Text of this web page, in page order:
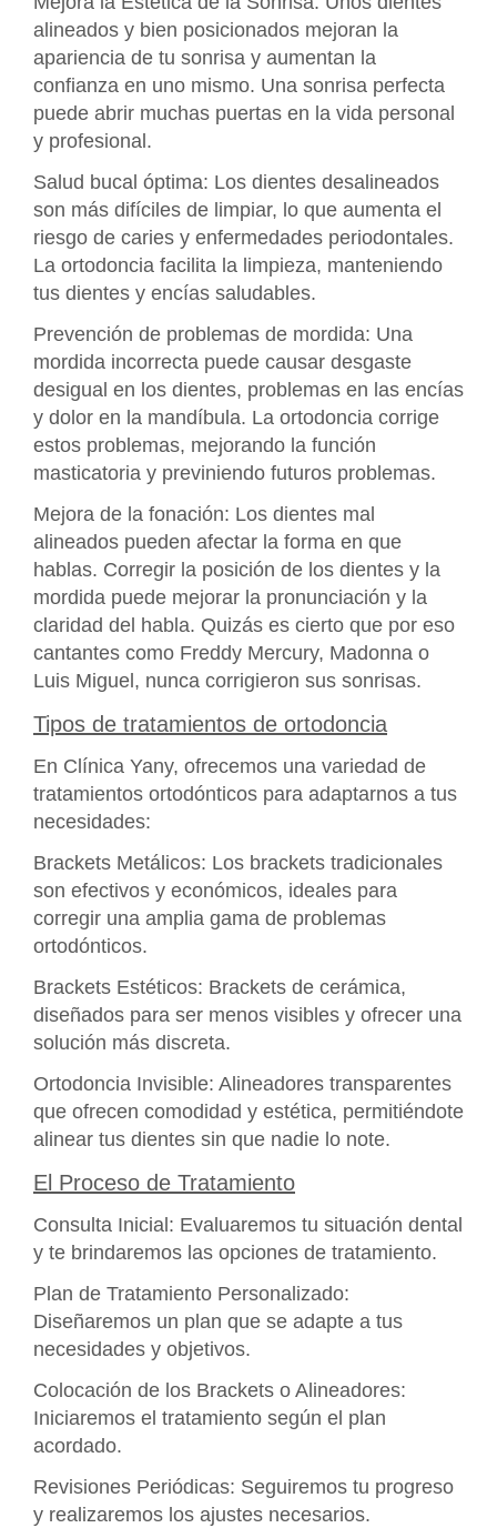
alineados y bien posicionados mejoran la
apariencia de tu sonrisa y aumentan la
confianza en uno mismo. Una sonrisa perfecta
puede abrir muchas puertas en la vida personal
y profesional.
Salud bucal óptima: Los dientes desalineados
son más difíciles de limpiar, lo que aumenta el
riesgo de caries y enfermedades periodontales.
La ortodoncia facilita la limpieza, manteniendo
tus dientes y encías saludables.
Prevención de problemas de mordida: Una
mordida incorrecta puede causar desgaste
desigual en los dientes, problemas en las encías
y dolor en la mandíbula. La ortodoncia corrige
estos problemas, mejorando la función
masticatoria y previniendo futuros problemas.
Mejora de la fonación: Los dientes mal
alineados pueden afectar la forma en que
hablas. Corregir la posición de los dientes y la
mordida puede mejorar la pronunciación y la
claridad del habla. Quizás es cierto que por eso
cantantes como Freddy Mercury, Madonna o
Luis Miguel, nunca corrigieron sus sonrisas.
Tipos de tratamientos de ortodoncia
En Clínica Yany, ofrecemos una variedad de
tratamientos ortodónticos para adaptarnos a tus
necesidades:
Brackets Metálicos: Los brackets tradicionales
son efectivos y económicos, ideales para
corregir una amplia gama de problemas
ortodónticos.
Brackets Estéticos: Brackets de cerámica,
diseñados para ser menos visibles y ofrecer una
solución más discreta.
Ortodoncia Invisible: Alineadores transparentes
que ofrecen comodidad y estética, permitiéndote
alinear tus dientes sin que nadie lo note.
El Proceso de Tratamiento
Consulta Inicial: Evaluaremos tu situación dental
y te brindaremos las opciones de tratamiento.
Plan de Tratamiento Personalizado:
Diseñaremos un plan que se adapte a tus
necesidades y objetivos.
Colocación de los Brackets o Alineadores:
Iniciaremos el tratamiento según el plan
acordado.
Revisiones Periódicas: Seguiremos tu progreso
y realizaremos los ajustes necesarios.